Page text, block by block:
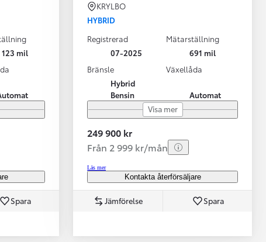
123 mil
Spara
KRYLBO
HYBRID
Registrerad
07-2025
Mätarställning
691 mil
Bränsle
Hybrid
Bensin
Växellåda
Automat
Visa mer
249 900 kr
Från 2 999 kr/mån
Läs mer
Kontakta återförsäljare
Jämförelse Spara